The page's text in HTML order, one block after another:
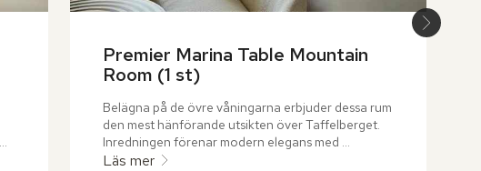
Premier Marina Table Mountain
Room (1 st)
Belägna på de övre våningarna erbjuder dessa rum
den mest hänförande utsikten över Taffelberget.
Inredningen förenar modern elegans med
traditionella afrikanska detaljer, där varje textur
Läs mer